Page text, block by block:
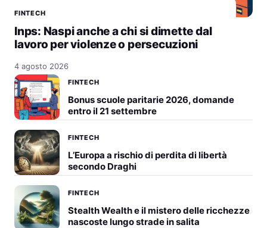
FINTECH
Inps: Naspi anche a chi si dimette dal
lavoro per violenze o persecuzioni
4 agosto 2026
FINTECH
Bonus scuole paritarie 2026, domande
entro il 21 settembre
FINTECH
L’Europa a rischio di perdita di libertà
secondo Draghi
FINTECH
Stealth Wealth e il mistero delle ricchezze
nascoste lungo strade in salita